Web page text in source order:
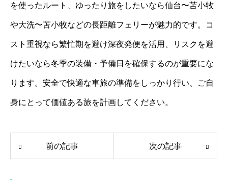
を使ったルート、ゆったり旅をしたいなら仙台〜苫小牧
や大洗〜苫小牧などの長距離フェリーが魅力的です。コ
スト重視なら繁忙期を避け深夜発便を活用、リスクを避
けたいなら冬季の装備・予備日を確保するのが重要にな
ります。安全で快適な車旅の準備をしっかり行い、ご自
身にとって価値ある旅を計画してください。
前の記事 次の記事